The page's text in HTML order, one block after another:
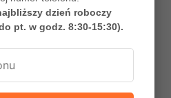
i użytkowanie
dzień roboczy
pt. w godz. 8:30-15:30).